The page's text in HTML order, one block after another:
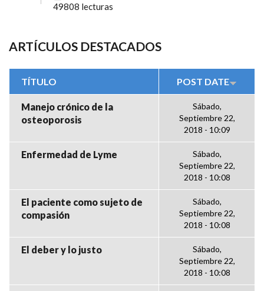
49808 lecturas
ARTÍCULOS DESTACADOS
TÍTULO POST DATE
Manejo crónico de la
osteoporosis
Sábado,
Septiembre 22,
2018 - 10:09
Enfermedad de Lyme
Sábado,
Septiembre 22,
2018 - 10:08
El paciente como sujeto de
compasión
Sábado,
Septiembre 22,
2018 - 10:08
El deber y lo justo
Sábado,
Septiembre 22,
2018 - 10:08